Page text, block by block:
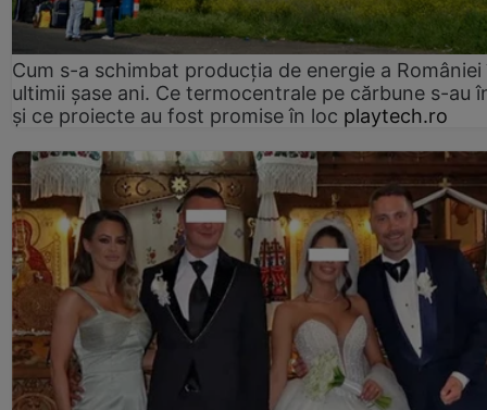
Cum s-a schimbat producția de energie a României
ultimii șase ani. Ce termocentrale pe cărbune s-au
și ce proiecte au fost promise în loc playtech.ro